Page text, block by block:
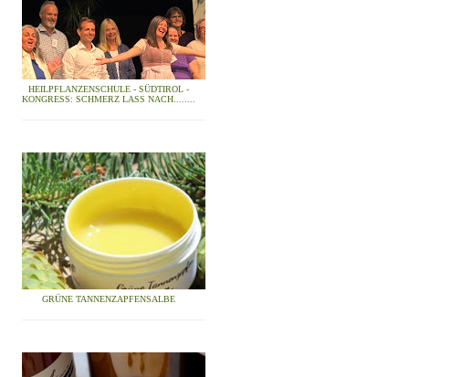
HEILPFLANZENSCHULE - SÜDTIROL -
KONGRESS: SCHMERZ LASS NACH........
GRÜNE TANNENZAPFENSALBE